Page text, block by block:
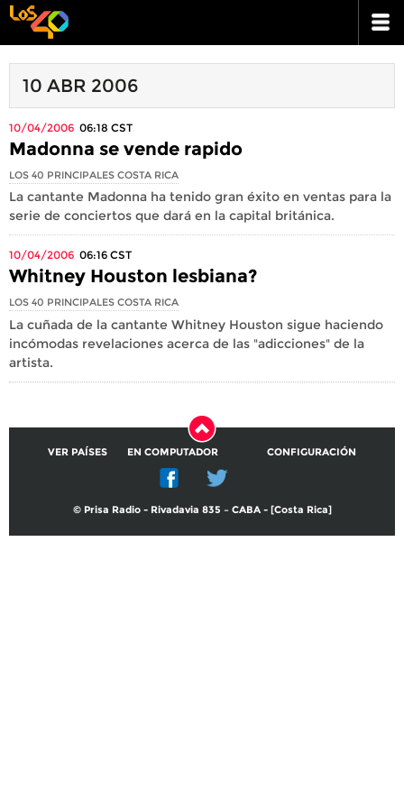
10 ABR 2006
10/04/2006 06:18 CST
Madonna se vende rapido
LOS 40 PRINCIPALES COSTA RICA
La cantante Madonna ha tenido gran éxito en ventas para la
serie de conciertos que dará en la capital británica.
10/04/2006 06:16 CST
Whitney Houston lesbiana?
LOS 40 PRINCIPALES COSTA RICA
La cuñada de la cantante Whitney Houston sigue haciendo
incómodas revelaciones acerca de las "adicciones" de la
artista.
VER PAÍSES EN COMPUTADOR CONFIGURACIÓN
© Prisa Radio - Rivadavia 835 – CABA - [Costa Rica]